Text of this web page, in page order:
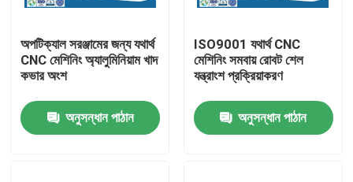
অপটিক্যাল সরঞ্জামের জন্য যথার্থ
CNC মেশিনিং অ্যালুমিনিয়াম খাদ
কভার অংশ
অনুসন্ধান পাঠান
ISO9001 যথার্থ CNC
মেশিনিং সমবায় রোবট শেল
যন্ত্রাংশ প্রক্রিয়াকরণ
অনুসন্ধান পাঠান